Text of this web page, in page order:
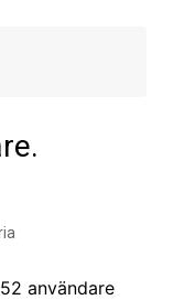
användare